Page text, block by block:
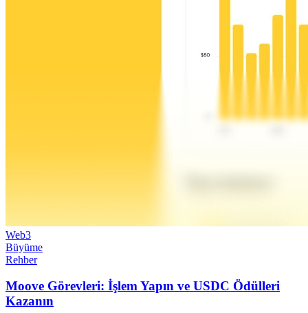
Web3
Büyüme
Rehber
Moove Görevleri: İşlem Yapın ve USDC Ödülleri
Kazanın